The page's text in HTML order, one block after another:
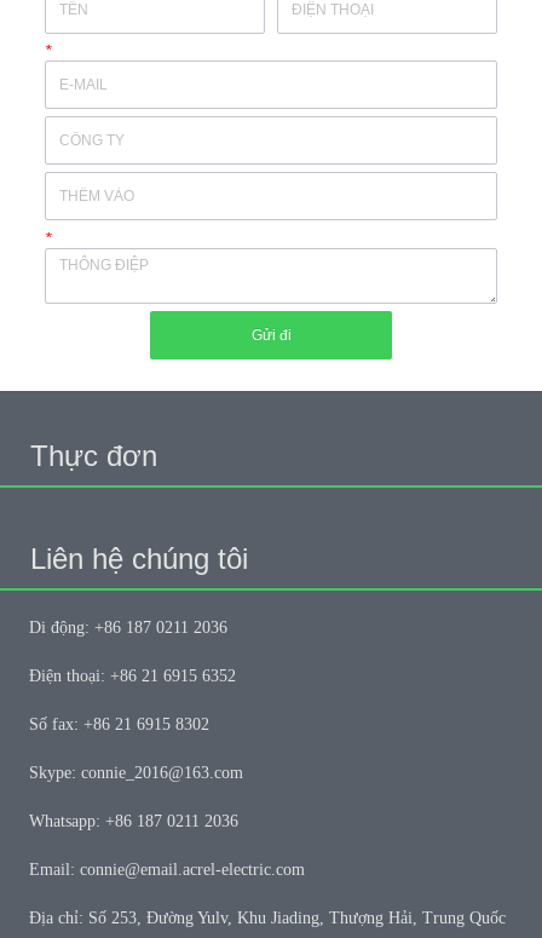
*
*
Gửi đi
Thực đơn
Liên hệ chúng tôi
Di động: +86 187 0211 2036
Điện thoại: +86 21 6915 6352
Số fax: +86 21 6915 8302
Skype: connie_2016@163.com
Whatsapp: +86 187 0211 2036
Email: connie@email.acrel-electric.com
Địa chỉ: Số 253, Đường Yulv, Khu Jiading, Thượng Hải, Trung Quốc